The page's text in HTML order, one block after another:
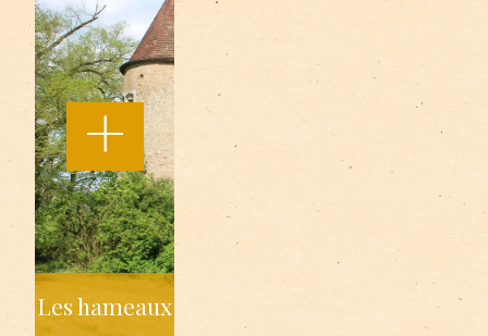
Les hameaux